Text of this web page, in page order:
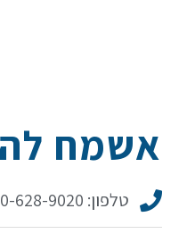
אשמח
טלפון: 050-628-9020